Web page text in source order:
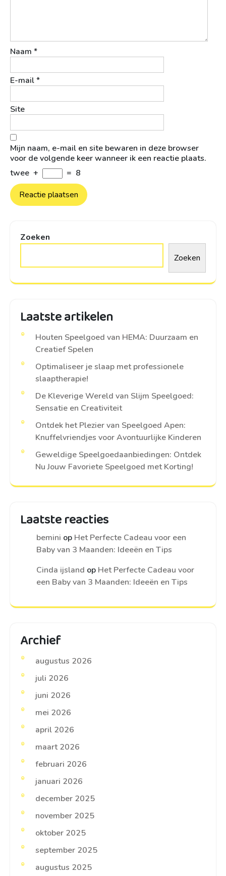
Naam *
E-mail*
Site
Mijn naam, e-mail en site bewaren in deze browser
voor de volgende keer wanneer ik een reactie plaats.
twee + = 8
Zoeken
Zoeken
Laatste artikelen
Houten Speelgoed van HEMA: Duurzaam en
Creatief Spelen
Optimaliseer je slaap met professionele
slaaptherapie!
De Kleverige Wereld van Slijm Speelgoed:
Sensatie en Creativiteit
Ontdek het Plezier van Speelgoed Apen:
Knuffelvriendjes voor Avontuurlijke Kinderen
Geweldige Speelgoedaanbiedingen: Ontdek
Nu Jouw Favoriete Speelgoed met Korting!
Laatste reacties
bemini op Het Perfecte Cadeau voor een
Baby van 3 Maanden: Ideeën en Tips
Cinda ijsland op Het Perfecte Cadeau voor
een Baby van 3 Maanden: Ideeën en Tips
Archief
augustus 2026
juli 2026
juni 2026
mei 2026
april 2026
maart 2026
februari 2026
januari 2026
december 2025
november 2025
oktober 2025
september 2025
augustus 2025